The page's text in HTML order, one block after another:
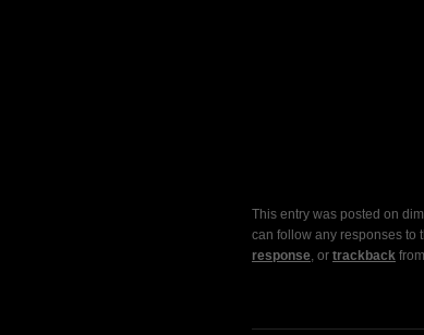
This entry was posted on
can follow any responses to
response, or trackback